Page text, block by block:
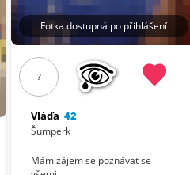
Fotka dostupná po přihlášení
?
Vláďa 42
Šumperk
Mám zájem se poznávat se